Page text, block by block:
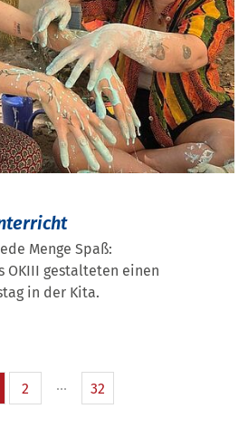
Menge Spaß:
OKIII gestalteten einen
in der Kita.
2 32